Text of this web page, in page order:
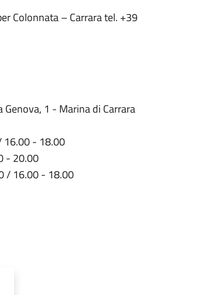
Colonnata – Carrara tel. +39
Genova, 1 - Marina di Carrara
16.00 - 18.00
- 20.00
/ 16.00 - 18.00